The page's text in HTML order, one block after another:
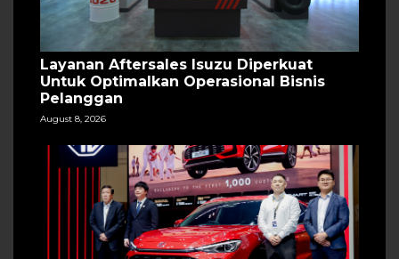
Layanan Aftersales Isuzu Diperkuat
Untuk Optimalkan Operasional Bisnis
Pelanggan
August 8, 2026